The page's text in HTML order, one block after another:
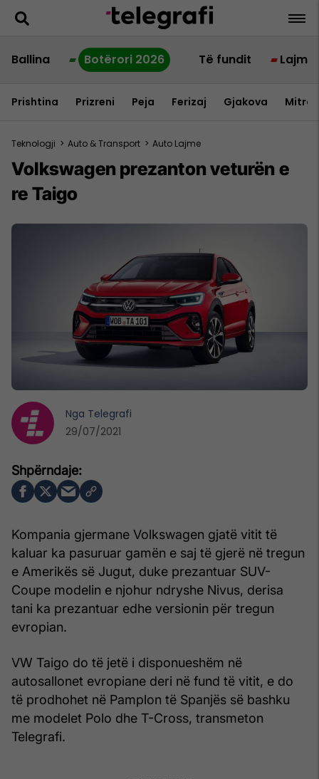
Ballina Botërori 2026 Të fundit Lajme
Prishtina Prizreni Peja Ferizaj Gjakova
Teknologji > Auto & Transport > Auto Lajme
Volkswagen prezanton veturën e
re Taigo
Kompania gjermane Volkswagen gjatë vitit të
kaluar ka pasuruar gamën e saj të gjerë në tregun
e Amerikës së Jugut, duke prezantuar SUV-
Coupe modelin e njohur ndryshe Nivus, derisa
tani ka prezantuar edhe versionin për tregun
evropian.
VW Taigo do të jetë i disponueshëm në
autosallonet evropiane deri në fund të vitit, e do
të prodhohet në Pamplon të Spanjës së bashku
me modelet Polo dhe T-Cross, transmeton
Telegrafi.
Nga Telegrafi
29/07/2021